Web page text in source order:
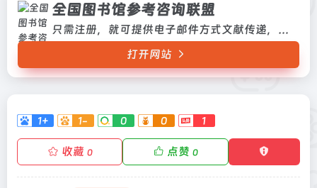
全国图书馆参考咨询联盟
只需注册，就可提供电子邮件方式文献传递，非常实用，230万种以上的电子图书，4000万篇以上中文期刊论文，2600万篇以上外文期刊论文只需注册，就可提供电子邮件方式文献传递，非常实用，230万种以上的电子图书，4000万篇以上中文期刊论文，2600万篇以上外文期刊论文
打开网站
1+ 1- 0 0 1
收藏 0 点赞 0